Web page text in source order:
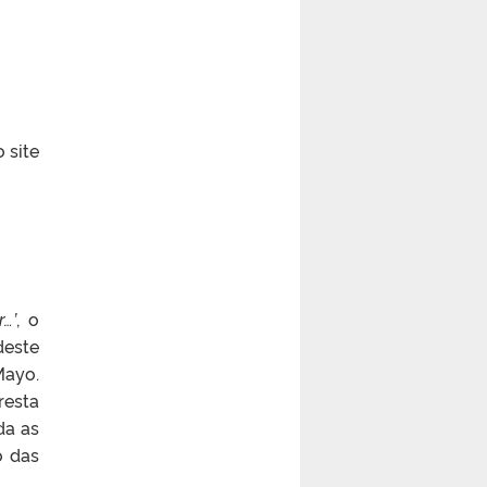
site
, o
as
das